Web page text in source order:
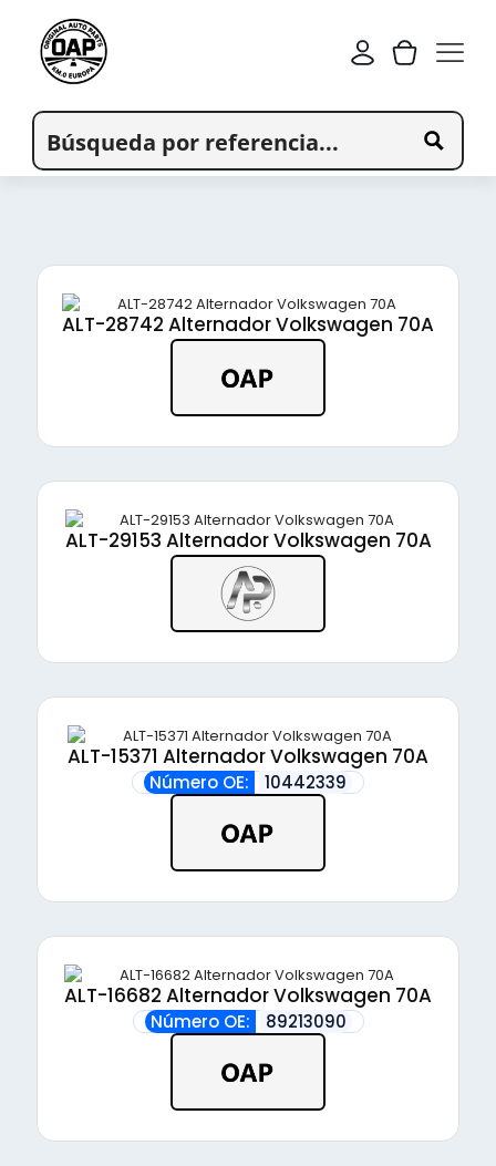
ALT-28742 Alternador Volkswagen 70A
ALT-29153 Alternador Volkswagen 70A
ALT-15371 Alternador Volkswagen 70A
Número OE: 10442339
ALT-16682 Alternador Volkswagen 70A
Número OE: 89213090